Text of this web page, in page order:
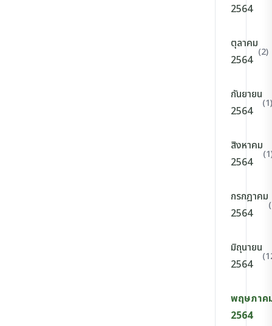
2564
ตุลาคม
2564
(2)
กันยายน
2564
(1)
สิงหาคม
2564
กรกฎาคม
2564
มิถุนายน
2564
พฤษภาค
2564